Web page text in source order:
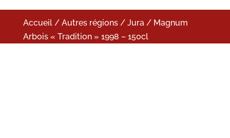
Accueil/ Autres régions/ Jura/ Magnum
Arbois « Tradition » 1998 – 150cl